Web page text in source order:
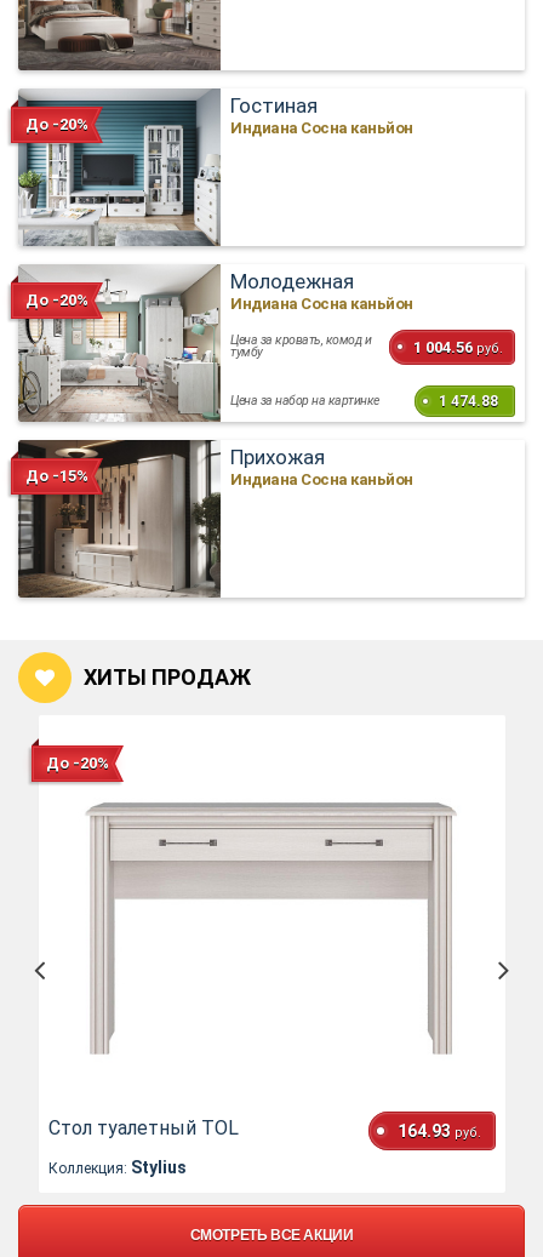
До -20%
Гостиная
Индиана Сосна каньйон
До -20%
Молодежная
Индиана Сосна каньйон
Цена за кровать, комод и
тумбу 1 004.56 руб.
Цена за набор на картинке 1 474.88
До -15%
Прихожая
Индиана Сосна каньйон
ХИТЫ ПРОДАЖ
До -20%
Стол туалетный TOL 164.93 руб.
Коллекция: Stylius
СМОТРЕТЬ ВСЕ АКЦИИ